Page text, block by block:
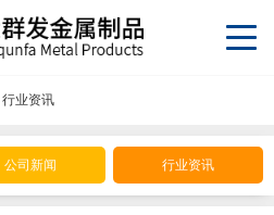
行业资讯
公司新闻 行业资讯